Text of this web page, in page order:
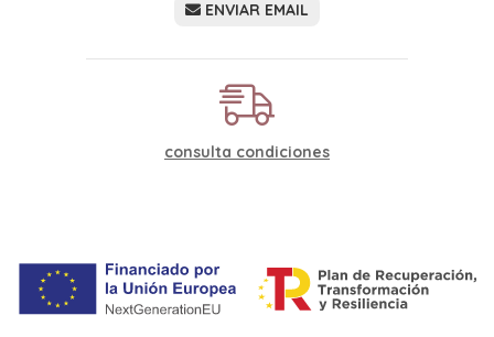
ENVIAR EMAIL
consulta condiciones